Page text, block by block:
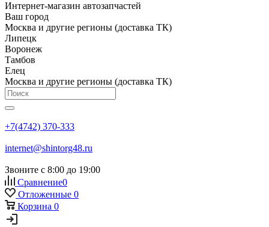
Интернет-магазин автозапчастей
Ваш город
Москва и другие регионы (доставка ТК)
Липецк
Воронеж
Тамбов
Елец
Москва и другие регионы (доставка ТК)
+7(4742) 370-333
internet@shintorg48.ru
Звоните с 8:00 до 19:00
Сравнение0
Отложенные 0
Корзина 0